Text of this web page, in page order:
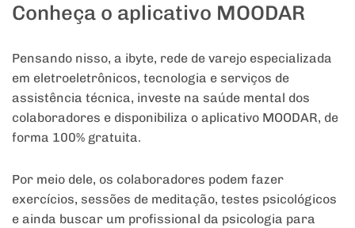
Conheça o aplicativo MOODAR
Pensando nisso, a ibyte, rede de varejo especializada
em eletroeletrônicos, tecnologia e serviços de
assistência técnica, investe na saúde mental dos
colaboradores e disponibiliza o aplicativo MOODAR, de
forma 100% gratuita.
Por meio dele, os colaboradores podem fazer
exercícios, sessões de meditação, testes psicológicos
e ainda buscar um profissional da psicologia para